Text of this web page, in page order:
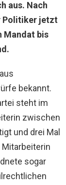
aus. Nach
Politiker jetzt
Mandat bis
bekannt.
steht im
zwischen
und drei Mal
sogar